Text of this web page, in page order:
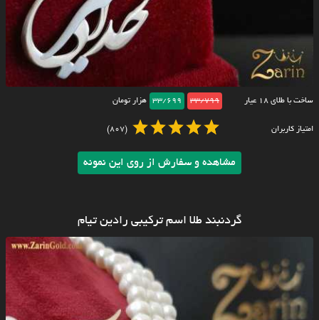
ساخت با طلای ۱۸ عیار 33/799
33/699 هزار تومان
امتیاز کاربران (807)
مشاهده و سفارش از روی این نمونه
گردنبند طلا اسم ترکیبی رادین تیام